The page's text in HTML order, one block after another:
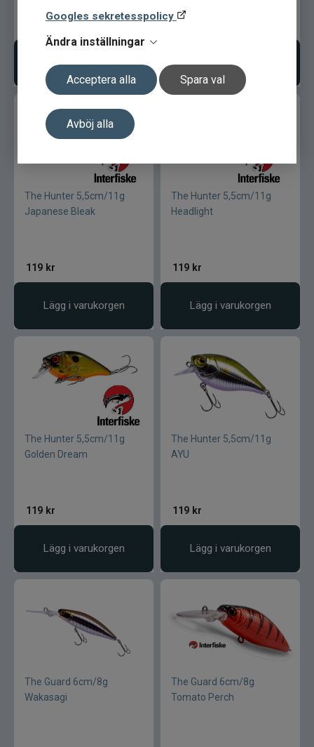
Googles sekretesspolicy
Ändra inställningar
Acceptera alla Spara val
Avböj alla
kr
Lägg i varukorgen
119
Lägg i varukorgen
The Hunter 5,5cm/11g
Japanese Bleak
119 kr
Lägg i varukorgen
The Hunter 5,5cm/11g
Headlight
119 kr
Lägg i varukorgen
The Hunter 5,5cm/11g
Golden Dream
119 kr
Lägg i varukorgen
The Hunter 5,5cm/11g
AYU
119 kr
Lägg i varukorgen
The Guard 6cm/8g
Wakasagi
The Guard 6cm/8g
Tomato Perch